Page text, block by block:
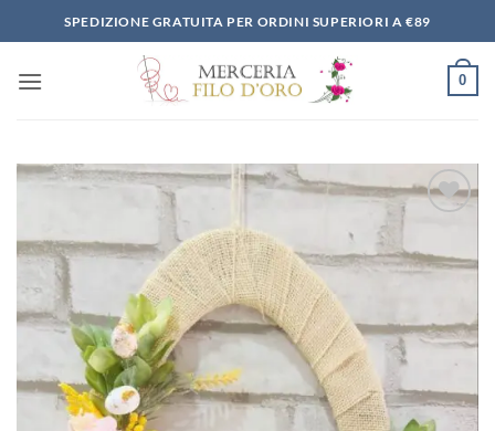
ai
SPEDIZIONE GRATUITA PER ORDINI SUPERIORI A €89
0
alla lista
dei